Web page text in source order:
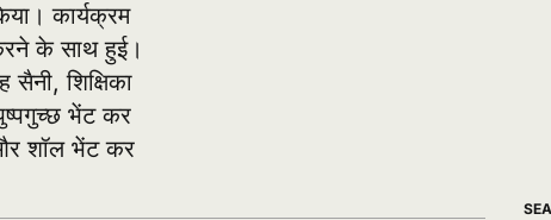
कार्यक्रम
के साथ हुई।
शिक्षिका
भेंट कर
और शॉल भेंट कर